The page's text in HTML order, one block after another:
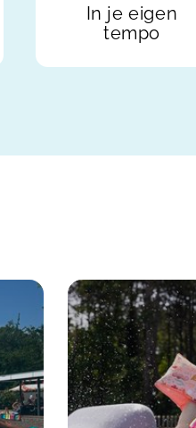
In je eigen
tempo